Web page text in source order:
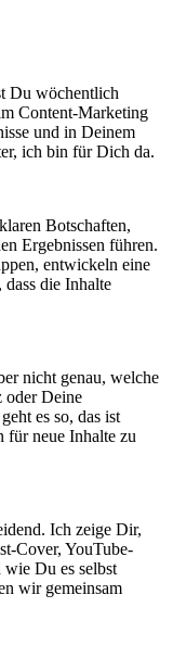
Du wöchentlich
Content-Marketing
und in Deinem
ich bin für Dich da.
Botschaften,
Ergebnissen führen.
entwickeln eine
dass die Inhalte
nicht genau, welche
oder Deine
es so, das ist
für neue Inhalte zu
Ich zeige Dir,
Cover, YouTube-
Du es selbst
wir gemeinsam